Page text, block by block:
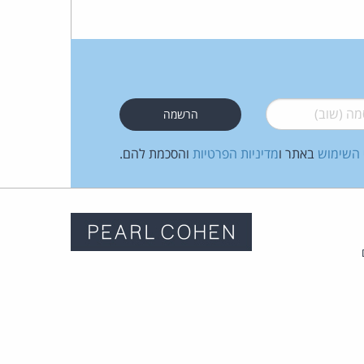
(שוב)*
השימוש באתר ומדיניות הפרטיות והסכמת להם.